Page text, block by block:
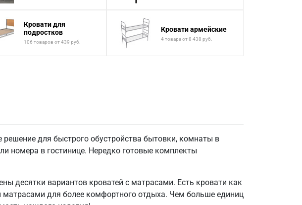
Кровати для
подростков
106 товаров от 439 руб.
Кровати армейские
4 товара от 8 438 руб.
для быстрого обустройства бытовки, комнаты в
номера в гостинице. Нередко готовые комплекты
десятки вариантов кроватей с матрасами. Есть кровати как
для более комфортного отдыха. Чем больше единиц